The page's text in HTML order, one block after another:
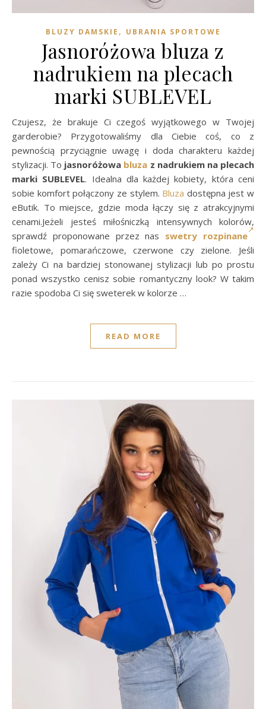
BLUZY DAMSKIE , UBRANIA SPORTOWE
Jasnoróżowa bluza z
nadrukiem na plecach
marki SUBLEVEL
Czujesz, że brakuje Ci czegoś wyjątkowego w Twojej
garderobie? Przygotowaliśmy dla Ciebie coś, co z
pewnością przyciągnie uwagę i doda charakteru każdej
stylizacji. To jasnoróżowa bluza z nadrukiem na plecach
marki SUBLEVEL. Idealna dla każdej kobiety, która ceni
sobie komfort połączony ze stylem. Bluza dostępna jest w
eButik. To miejsce, gdzie moda łączy się z atrakcyjnymi
cenami.Jeżeli jesteś miłośniczką intensywnych kolorów,
sprawdź proponowane przez nas swetry rozpinane
fioletowe, pomarańczowe, czerwone czy zielone. Jeśli
zależy Ci na bardziej stonowanej stylizacji lub po prostu
ponad wszystko cenisz sobie romantyczny look? W takim
razie spodoba Ci się sweterek w kolorze …
READ MORE